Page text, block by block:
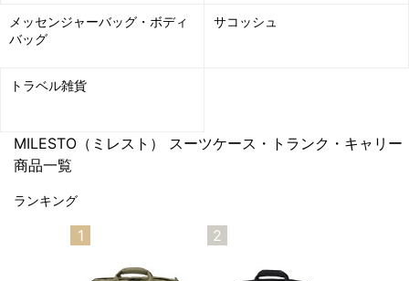
メッセンジャーバッグ・ボディ
バッグ
サコッシュ
トラベル雑貨
MILESTO（ミレスト）
スーツケース・トランク・キャリー
商品一覧
ランキング
1 2